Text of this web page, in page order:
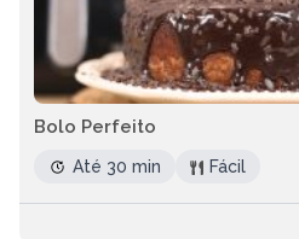
Bolo Perfeito
Até 30 min Fácil